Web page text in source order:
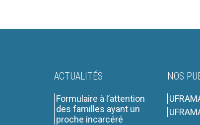
ACTUALITÉS
Formulaire à l’attention
des familles ayant un
proche incarcéré
NOS